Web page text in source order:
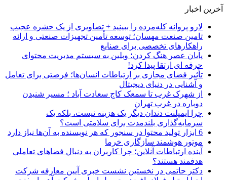
آخرین اخبار
لارو پروانه کله‌مرده را ببینید + تصاویری از یک حشره عجیب
تامین صنعت مهسان؛ توسعه تأمین تجهیزات صنعتی و ارائه
راهکارهای تخصصی برای صنایع
پایان عصر هنگ کردن؛ وبلین به سیستم مدیریت محتوای
حرفه ای ارتقا پیدا کرد!
تأثیر فضای مجازی بر ارتباطات انسان‌ها؛ فرصتی برای تعامل
و آشنایی در دنیای دیجیتال
از شهرک غرب تا سمعک کاج سعادت آباد ؛ مسیر شنیدن
دوباره در غرب تهران
چرا ایمپلنت دندان دیگر یک هزینه نیست، بلکه یک
سرمایه‌گذاری بلندمدت برای سلامتی است؟
6 ابزار تولید محتوا در سنجور که هر نویسنده به آن‌ها نیاز دارد
موتور هوشمند سازگاری خرما
آینده ارتباطات آنلاین؛ چرا کاربران به دنبال فضاهای تعاملی
هدفمند هستند؟
دکتر حاتمی در نخستین نشست خبری آیین معارفه شرکت